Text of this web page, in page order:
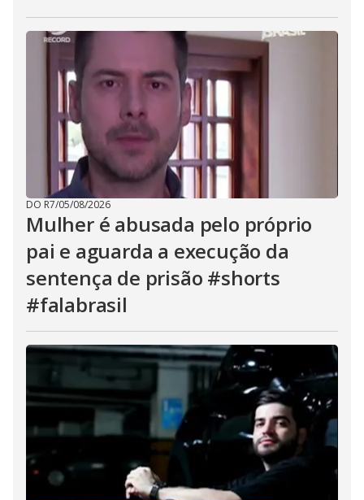
DO R7/05/08/2026
Mulher é abusada pelo próprio
pai e aguarda a execução da
sentença de prisão #shorts
#falabrasil